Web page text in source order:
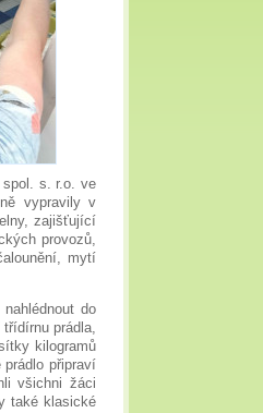
s. r.o. ve
vypravily v
zajišťující
provozů,
mytí
do
prádla,
kilogramů
připraví
všichni žáci
také klasické